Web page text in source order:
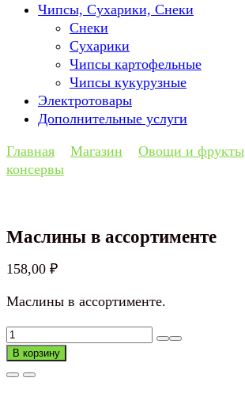
Чипсы, Сухарики, Снеки
Снеки
Сухарики
Чипсы картофельные
Чипсы кукурузные
Электротовары
Дополнительные услуги
Главная Магазин Овощи и фрукты
консервы
Маслины в ассортименте
158,00 ₽
Маслины в ассортименте.
Количество
товара
Маслины
В корзину